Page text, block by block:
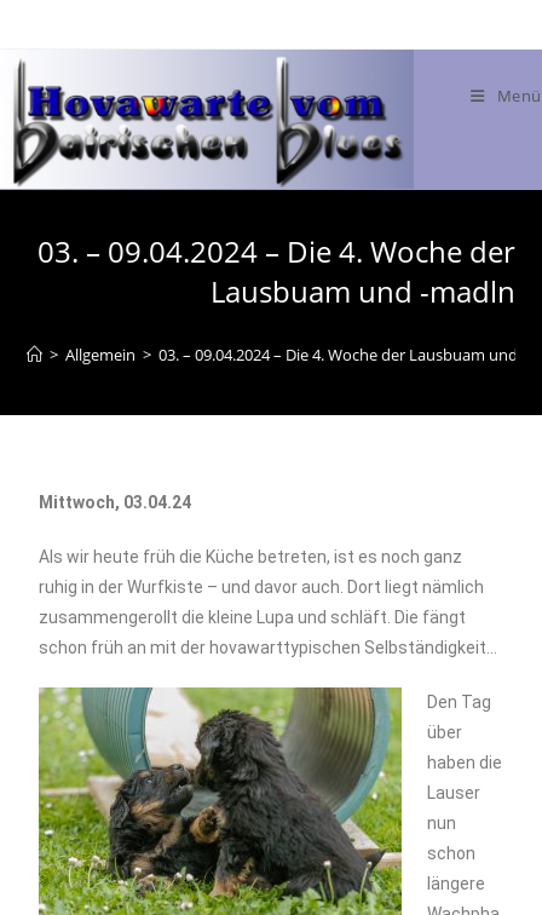
Menü
03. – 09.04.2024 – Die 4. Woche der
Lausbuam und -madln
> Allgemein > 03. – 09.04.2024 – Die 4. Woche der Lausbuam und -
Mittwoch, 03.04.24
Als wir heute früh die Küche betreten, ist es noch ganz
ruhig in der Wurfkiste – und davor auch. Dort liegt nämlich
zusammengerollt die kleine Lupa und schläft. Die fängt
schon früh an mit der hovawarttypischen Selbständigkeit…
Den Tag
über
haben die
Lauser
nun
schon
längere